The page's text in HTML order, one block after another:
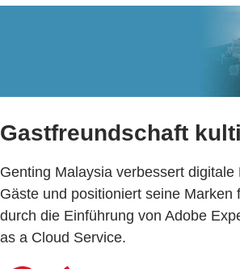
Gastfreundschaft
Genting Malaysia verbessert digitale
Gäste und positioniert seine Marken
durch die Einführung von Adobe
as a Cloud Service.